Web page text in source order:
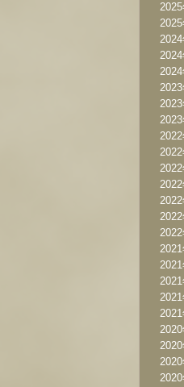
2025
2025
2024
2024
2024
2023
2023
2023
2022
2022
2022
2022
2022
2022
2022
2021
2021
2021
2021
2021
2020
2020
2020
2020